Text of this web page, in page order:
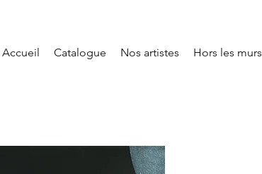
Accueil Catalogue Nos artistes Hors les murs